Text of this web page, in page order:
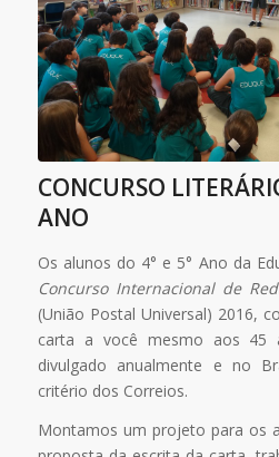
CONCURSO
ANO
Os alunos do 4° e 5° Ano da
Concurso Internacional de
(União Postal Universal) 2016,
carta a você mesmo aos 45
divulgado anualmente e no
critério dos Correios.
Montamos um projeto para os